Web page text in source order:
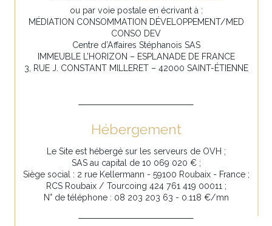
ou par voie postale en écrivant à :
MÉDIATION CONSOMMATION DÉVELOPPEMENT/MED
CONSO DEV
Centre d’Affaires Stéphanois SAS
IMMEUBLE L’HORIZON – ESPLANADE DE FRANCE
3, RUE J. CONSTANT MILLERET – 42000 SAINT-ÉTIENNE
Hébergement
Le Site est hébergé sur les serveurs de OVH ;
SAS au capital de 10 069 020 € ;
Siège social : 2 rue Kellermann - 59100 Roubaix - France ;
RCS Roubaix / Tourcoing 424 761 419 00011 ;
N° de téléphone : 08 203 203 63 - 0.118 €/mn